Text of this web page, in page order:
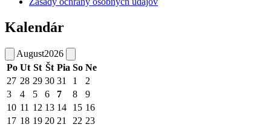
Kalendár
August2026
Po Ut St Št Pia So Ne
27 28 29 30 31 1
2
3
4 5 6 7 8
9
10 11 12 13 14 15 16
17 18 19 20 21 22 23